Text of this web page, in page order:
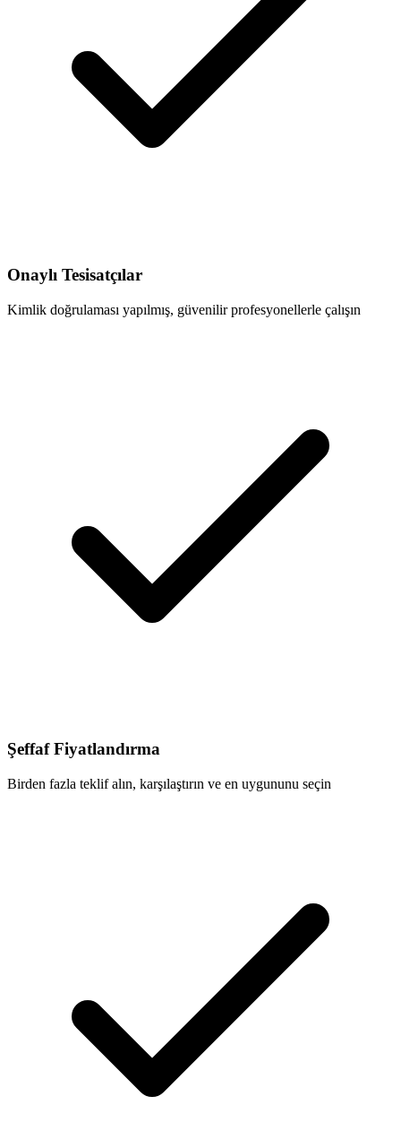
Onaylı Tesisatçılar
Kimlik doğrulaması yapılmış, güvenilir profesyonellerle çalışın
Şeffaf Fiyatlandırma
Birden fazla teklif alın, karşılaştırın ve en uygununu seçin